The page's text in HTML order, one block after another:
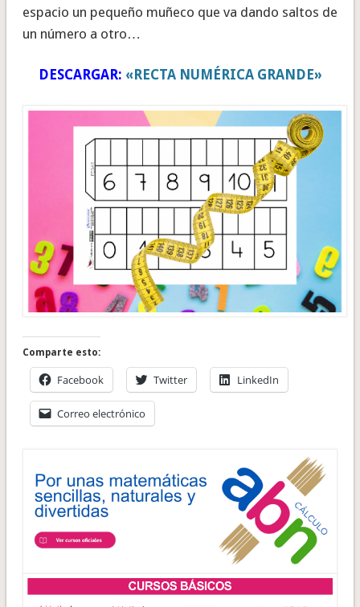
espacio un pequeño muñeco que va dando saltos de
un número a otro…
DESCARGAR: «RECTA NUMÉRICA GRANDE»
Comparte esto:
Facebook Twitter LinkedIn
Correo electrónico